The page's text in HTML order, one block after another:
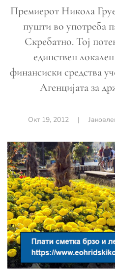
Премиерот Никола
пушти во употреба
Скребатно. Тој
единствен
финансиски средства
Агенцијата за
Окт 19, 2012|